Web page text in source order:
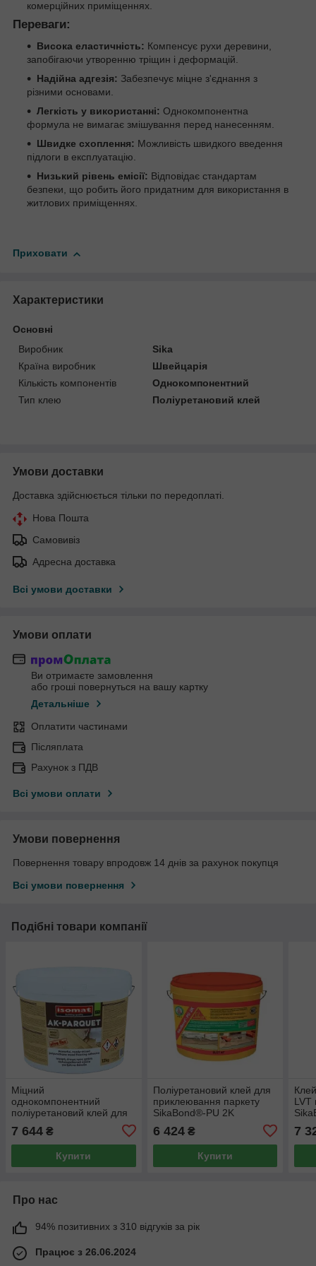
комерційних приміщеннях.
Переваги:
Висока еластичність: Компенсує рухи деревини,
запобігаючи утворенню тріщин і деформацій.
Надійна адгезія: Забезпечує міцне з'єднання з
різними основами.
Легкість у використанні: Однокомпонентна
формула не вимагає змішування перед нанесенням.
Швидке схоплення: Можливість швидкого введення
підлоги в експлуатацію.
Низький рівень емісії: Відповідає стандартам
безпеки, що робить його придатним для використання в
житлових приміщеннях.
Приховати
Характеристики
Основні
Виробник
Sika
Країна виробник
Швейцарія
Кількість компонентів
Однокомпонентний
Тип клею
Поліуретановий клей
Умови доставки
Доставка здійснюється тільки по передоплаті.
Нова Пошта
Самовивіз
Адресна доставка
Всі умови доставки
Умови оплати
Ви отримаєте замовлення
або гроші повернуться на вашу картку
Детальніше
Оплатити частинами
Післяплата
Рахунок з ПДВ
Всі умови оплати
Умови повернення
Повернення товару впродовж 14 днів за рахунок покупця
Всі умови повернення
Подібні товари компанії
Міцний
однокомпонентний
поліуретановий клей для
дерев’яних підлог ISOMAT
AK-PARQUET, 12 кг,
бежевий (200106)
7 644 ₴
Купити
Поліуретановий клей для
приклеювання паркету
SikaBond®-PU 2K
6 424₴
Купити
LVT
7
Про нас
94% позитивних з 310 відгуків за рік
Працює з 26.06.2024